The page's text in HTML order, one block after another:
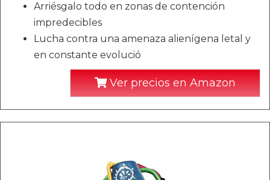
Arriésgalo todo en zonas de contención
impredecibles
Lucha contra una amenaza alienígena letal y
en constante evolució
Ver precios en Amazon